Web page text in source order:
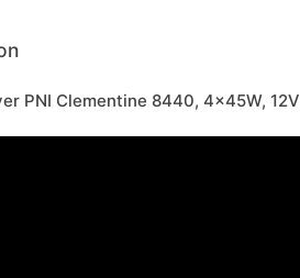
PNI Clementine 8440, 4x45W,